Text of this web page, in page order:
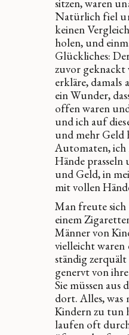
sitzen, waren
Natürlich fiel
keinen
holen, und
Glückliches:
zuvor geknackt
erkläre, damals
ein Wunder,
offen waren
und ich auf
und mehr Geld
Automaten, ich
Hände
und Geld, in
mit vollen
Man freute sich
einem
Männer von
vielleicht waren
ständig
genervt von
Sie müssen aus
dort. Alles,
Kindern zu tun
laufen oft